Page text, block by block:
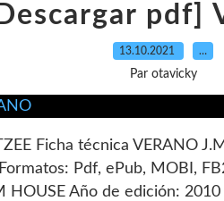
pdf]
13.10.2021 …
Par otavicky
Ficha técnica VERANO
Pdf, ePub, MOBI,
HOUSE Año de edición: